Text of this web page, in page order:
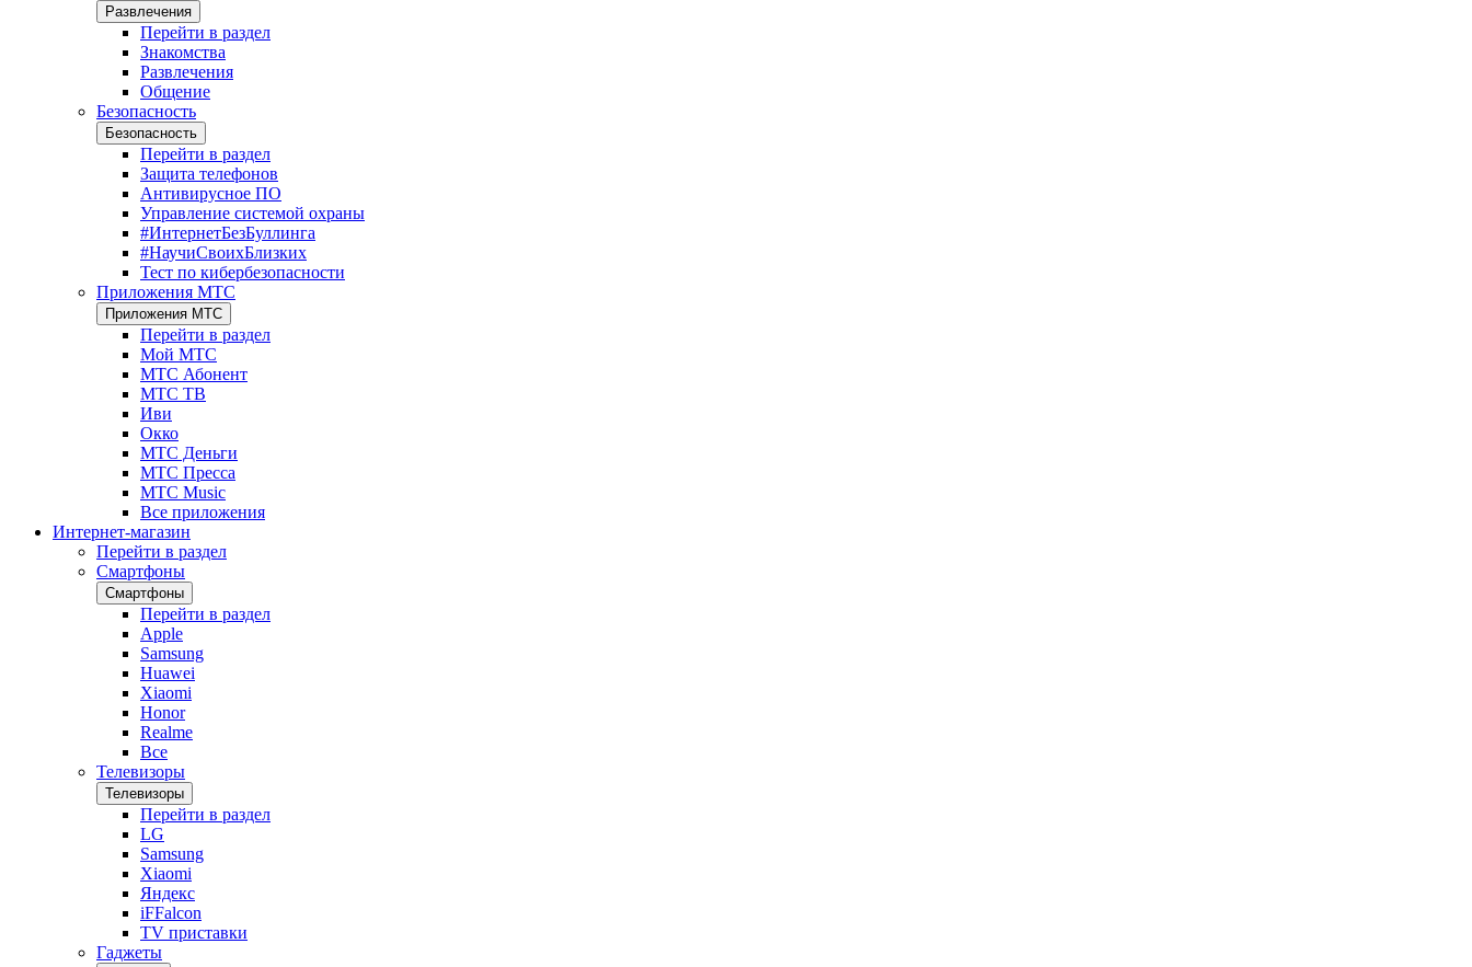
Развлечения
Перейти в раздел
Знакомства
Развлечения
Общение
Безопасность
Безопасность
Перейти в раздел
Защита телефонов
Антивирусное ПО
Управление системой охраны
#ИнтернетБезБуллинга
#НаучиСвоихБлизких
Тест по кибербезопасности
Приложения МТС
Приложения МТС
Перейти в раздел
Мой МТС
МТС Абонент
МТС ТВ
Иви
Окко
МТС Деньги
МТС Пресса
МТС Music
Все приложения
Интернет-магазин
Перейти в раздел
Смартфоны
Смартфоны
Перейти в раздел
Apple
Samsung
Huawei
Xiaomi
Honor
Realme
Все
Телевизоры
Телевизоры
Перейти в раздел
LG
Samsung
Xiaomi
Яндекс
iFFalcon
TV приставки
Гаджеты